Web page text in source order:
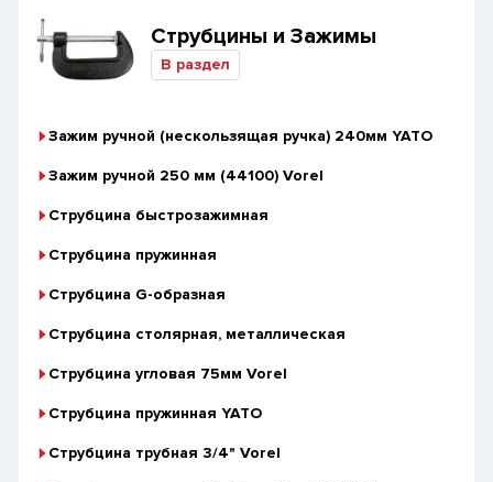
Струбцины и Зажимы
В раздел
Зажим ручной (нескользящая ручка) 240мм YATO
Зажим ручной 250 мм (44100) Vorel
Струбцина быстрозажимная
Струбцина пружинная
Струбцина G-образная
Струбцина столярная, металлическая
Струбцина угловая 75мм Vorel
Струбцина пружинная YATO
Струбцина трубная 3/4" Vorel